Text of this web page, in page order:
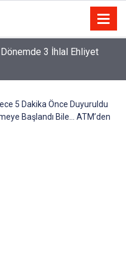
3 İhlal Ehliyet
5 Dakika Önce Duyuruldu
Başlandı Bile… ATM’den